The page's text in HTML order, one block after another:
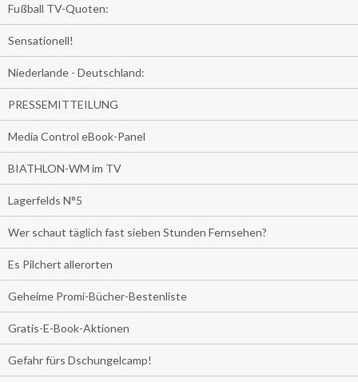
Fußball TV-Quoten:
Sensationell!
Niederlande - Deutschland:
PRESSEMITTEILUNG
Media Control eBook-Panel
BIATHLON-WM im TV
Lagerfelds N°5
Wer schaut täglich fast sieben Stunden Fernsehen?
Es Pilchert allerorten
Geheime Promi-Bücher-Bestenliste
Gratis-E-Book-Aktionen
Gefahr fürs Dschungelcamp!